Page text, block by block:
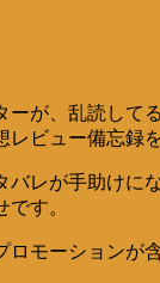
ーが、乱読して
レビュー備忘録
バレが手助けに
す。
ロモーションが